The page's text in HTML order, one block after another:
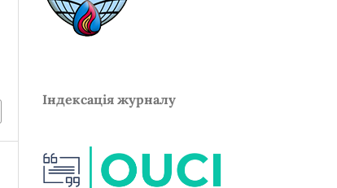
Індексація журналу